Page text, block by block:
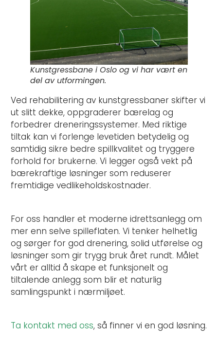
Kunstgressbane i Oslo og vi har vært en
del av utformingen.
Ved rehabilitering av kunstgressbaner skifter vi
ut slitt dekke, oppgraderer bærelag og
forbedrer dreneringssystemer. Med riktige
tiltak kan vi forlenge levetiden betydelig og
samtidig sikre bedre spillkvalitet og tryggere
forhold for brukerne. Vi legger også vekt på
bærekraftige løsninger som reduserer
fremtidige vedlikeholdskostnader.
For oss handler et moderne idrettsanlegg om
mer enn selve spilleflaten. Vi tenker helhetlig
og sørger for god drenering, solid utførelse og
løsninger som gir trygg bruk året rundt. Målet
vårt er alltid å skape et funksjonelt og
tiltalende anlegg som blir et naturlig
samlingspunkt i nærmiljøet.
Ta kontakt med oss, så finner vi en god løsning.